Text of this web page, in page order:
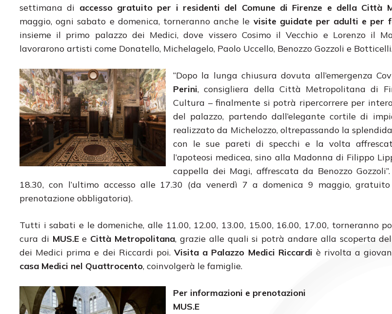
settimana di accesso gratuito per i residenti del Comune di Firenze e della Città
maggio, ogni sabato e domenica, torneranno anche le visite guidate per adulti e per
insieme il primo palazzo dei Medici, dove vissero Cosimo il Vecchio e Lorenzo il
lavorarono artisti come Donatello, Michelagelo, Paolo Uccello, Benozzo Gozzoli e
“Dopo la lunga chiusura dovuta all’emergenza
Perini, consigliera della Città Metropolitana di
Cultura – finalmente si potrà ripercorrere per
del palazzo, partendo dall’elegante cortile di
realizzato da Michelozzo, oltrepassando la
con le sue pareti di specchi e la volta
l’apoteosi medicea, sino alla Madonna di Filippo
cappella dei Magi, affrescata da Benozzo
18.30, con l’ultimo accesso alle 17.30 (da venerdì 7 a domenica 9 maggio,
prenotazione obbligatoria).
Tutti i sabati e le domeniche, alle 11.00, 12.00, 13.00, 15.00, 16.00, 17.00, torneranno
cura di MUS.Ee Città Metropolitana, grazie alle quali si potrà andare alla scoperta
dei Medici prima e dei Riccardi poi.Visita a Palazzo Medici Riccardi è rivolta a
casa Medici nel Quattrocento, coinvolgerà le famiglie.
Per informazioni e prenotazioni
MUS.E